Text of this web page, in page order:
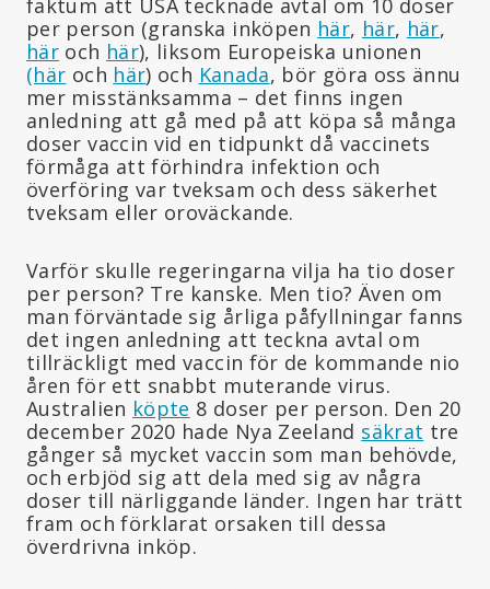
per person (granska inköpen här, här, här,
här och här), liksom Europeiska unionen
(här och här) och Kanada, bör göra oss ännu
mer misstänksamma – det finns ingen
anledning att gå med på att köpa så många
doser vaccin vid en tidpunkt då vaccinets
förmåga att förhindra infektion och
överföring var tveksam och dess säkerhet
tveksam eller oroväckande.
Varför skulle regeringarna vilja ha tio doser
per person? Tre kanske. Men tio? Även om
man förväntade sig årliga påfyllningar fanns
det ingen anledning att teckna avtal om
tillräckligt med vaccin för de kommande nio
åren för ett snabbt muterande virus.
Australien köpte 8 doser per person. Den 20
december 2020 hade Nya Zeeland säkrat tre
gånger så mycket vaccin som man behövde,
och erbjöd sig att dela med sig av några
doser till närliggande länder. Ingen har trätt
fram och förklarat orsaken till dessa
överdrivna inköp.